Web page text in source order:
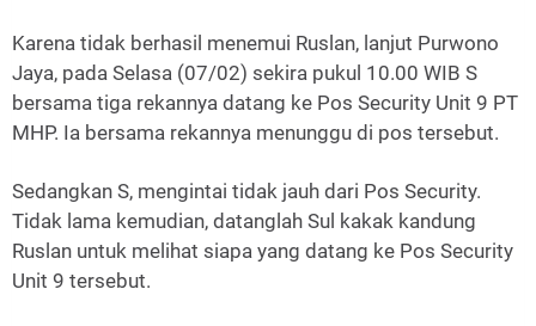
Karena tidak berhasil menemui Ruslan, lanjut Purwono
Jaya, pada Selasa (07/02) sekira pukul 10.00 WIB S
bersama tiga rekannya datang ke Pos Security Unit 9 PT
MHP. Ia bersama rekannya menunggu di pos tersebut.
Sedangkan S, mengintai tidak jauh dari Pos Security.
Tidak lama kemudian, datanglah Sul kakak kandung
Ruslan untuk melihat siapa yang datang ke Pos Security
Unit 9 tersebut.